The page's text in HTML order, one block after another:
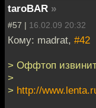
taroBAR »
#57 | 16.02.09 20:32
Кому: madrat, #42
> Оффтоп
>
> http://